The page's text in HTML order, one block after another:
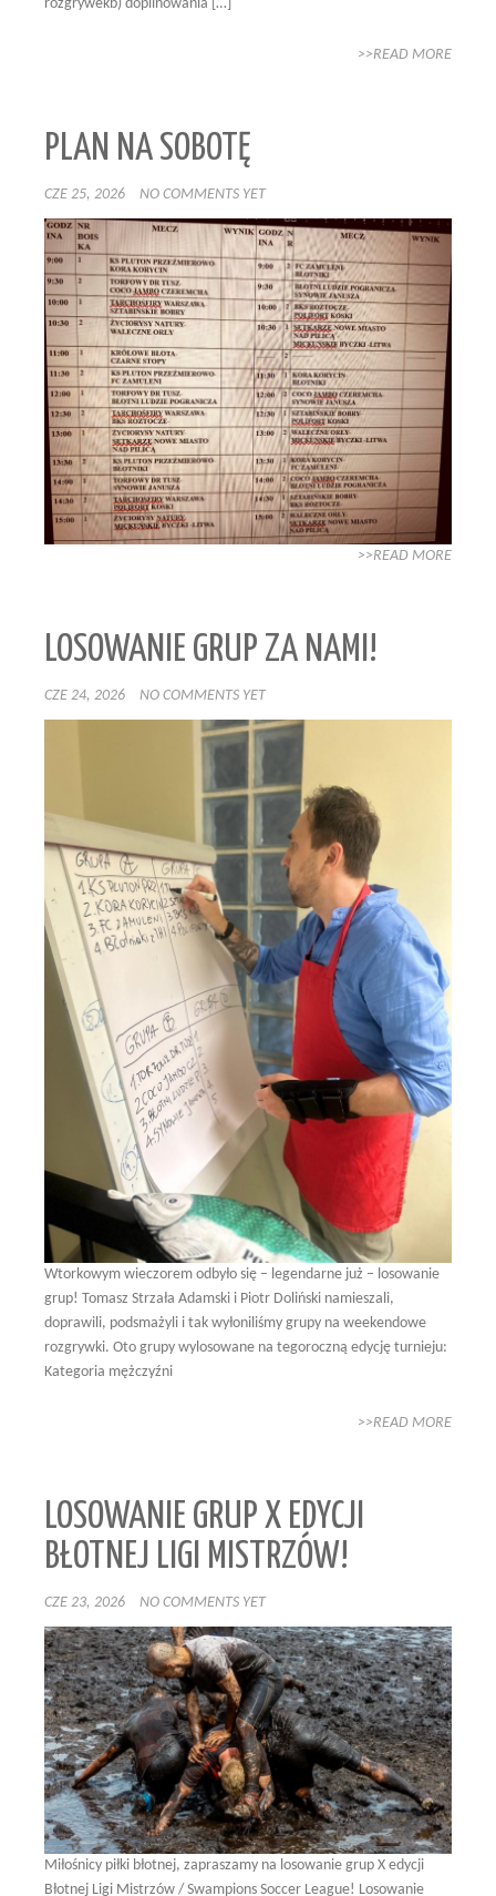
rozgrywekb) dopilnowania […]
>>READ MORE
PLAN NA SOBOTĘ
CZE 25, 2026 NO COMMENTS YET
>>READ MORE
LOSOWANIE GRUP ZA NAMI!
CZE 24, 2026 NO COMMENTS YET
Wtorkowym wieczorem odbyło się – legendarne już – losowanie
grup! Tomasz Strzała Adamski i Piotr Doliński namieszali,
doprawili, podsmażyli i tak wyłoniliśmy grupy na weekendowe
rozgrywki. Oto grupy wylosowane na tegoroczną edycję turnieju:
Kategoria mężczyźni
>>READ MORE
LOSOWANIE GRUP X EDYCJI
BŁOTNEJ LIGI MISTRZÓW!
CZE 23, 2026 NO COMMENTS YET
Miłośnicy piłki błotnej, zapraszamy na losowanie grup X edycji
Błotnej Ligi Mistrzów / Swampions Soccer League! Losowanie